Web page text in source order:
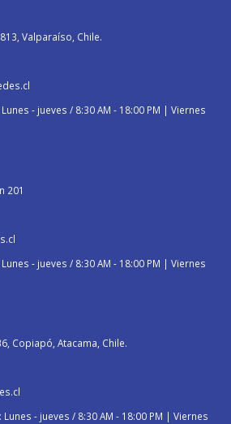
Valparaíso, Chile.
Lunes - jueves / 8:30 AM - 18:00 PM | Viernes
201
Lunes - jueves / 8:30 AM - 18:00 PM | Viernes
Copiapó, Atacama, Chile.
Lunes - jueves / 8:30 AM - 18:00 PM | Viernes